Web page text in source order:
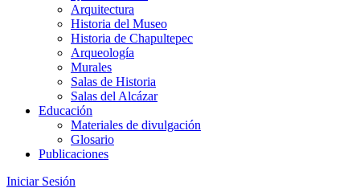
Arquitectura
Historia del Museo
Historia de Chapultepec
Arqueología
Murales
Salas de Historia
Salas del Alcázar
Educación
Materiales de divulgación
Glosario
Publicaciones
Iniciar Sesión